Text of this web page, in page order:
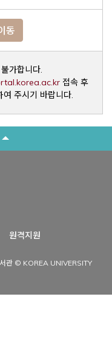
동
가합니다.
Opens a
접속 후
주시기 바랍니다.
원격지원
관 © KOREA UNIVERSITY